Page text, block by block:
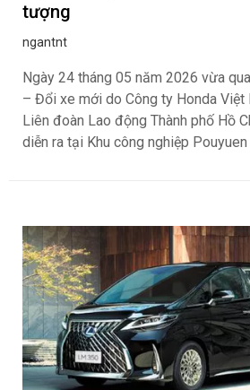
tượng
ngantnt
Ngày 24 tháng 05 năm 2026 vừa
– Đổi xe mới do Công ty Honda Việt
Liên đoàn Lao động Thành phố Hồ
diễn ra tại Khu công nghiệp Pouyuen